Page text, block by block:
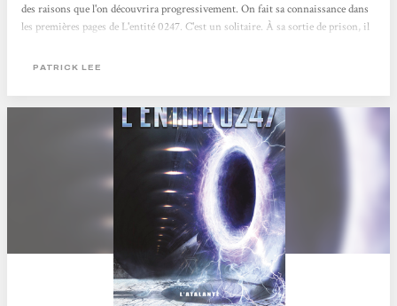
des raisons que l'on découvrira progressivement. On fait sa connaissance dans
les premières pages de L'entité 0247. C'est un solitaire. À sa sortie de prison, il
au fond d'une vallée des Montagnes Rocheuses, au milieu de nulle part, il
L'avion a réussi à se poser là, sans exploser....
PATRICK LEE